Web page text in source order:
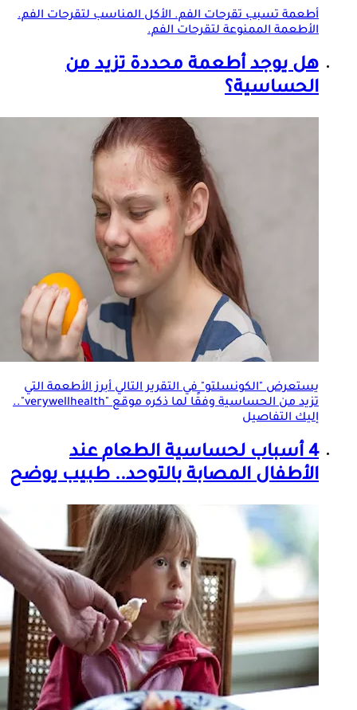
أطعمة تسبب تقرحات الفم. الأكل المناسب لتقرحات الفم.
الأطعمة الممنوعة لتقرحات الفم.
هل يوجد أطعمة محددة تزيد من
الحساسية؟
يستعرض "الكونسلتو" في التقرير التالي أبرز الأطعمة التي
تزيد من الحساسية وفقًا لما ذكره موقع "verywellhealth"..
إليك التفاصيل
4 أسباب ل حساسية الطعامعند
الأطفال المصابة بالتوحد.. طبيب يوضح